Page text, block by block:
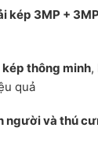
kép 3MP + 3MP
kép thông minh,
quả
người và thú